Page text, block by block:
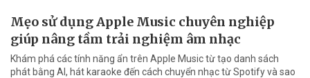
Mẹo sử dụng Apple Music chuyên nghiệp
giúp nâng tầm trải nghiệm âm nhạc
Khám phá các tính năng ẩn trên Apple Music từ tạo danh sách
phát bằng AI, hát karaoke đến cách chuyển nhạc từ Spotify và sao